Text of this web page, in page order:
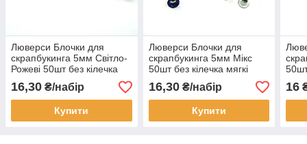
Люверси Блочки для
скрапбукинга 5мм Світло-
Рожеві 50шт без кілечка
мягкі LVМ004-7
16,30 ₴/набір
Купити
Люверси Блочки для
скрапбукинга 5мм Мікс
50шт без кілечка мягкі
LVМ004
16,30₴/набір
Купити
16